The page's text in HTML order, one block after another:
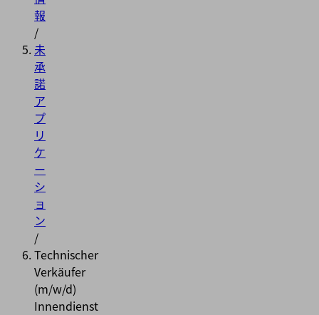
報
/
未
承
諾
ア
プ
リ
ケ
ー
シ
ョ
ン
/
Technischer
Verkäufer
(m/w/d)
Innendienst